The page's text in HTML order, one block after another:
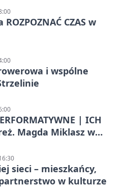
CZAS w
i wspólne
| ICH
Magda Miklasz w
sieci – mieszkańcy,
w kulturze